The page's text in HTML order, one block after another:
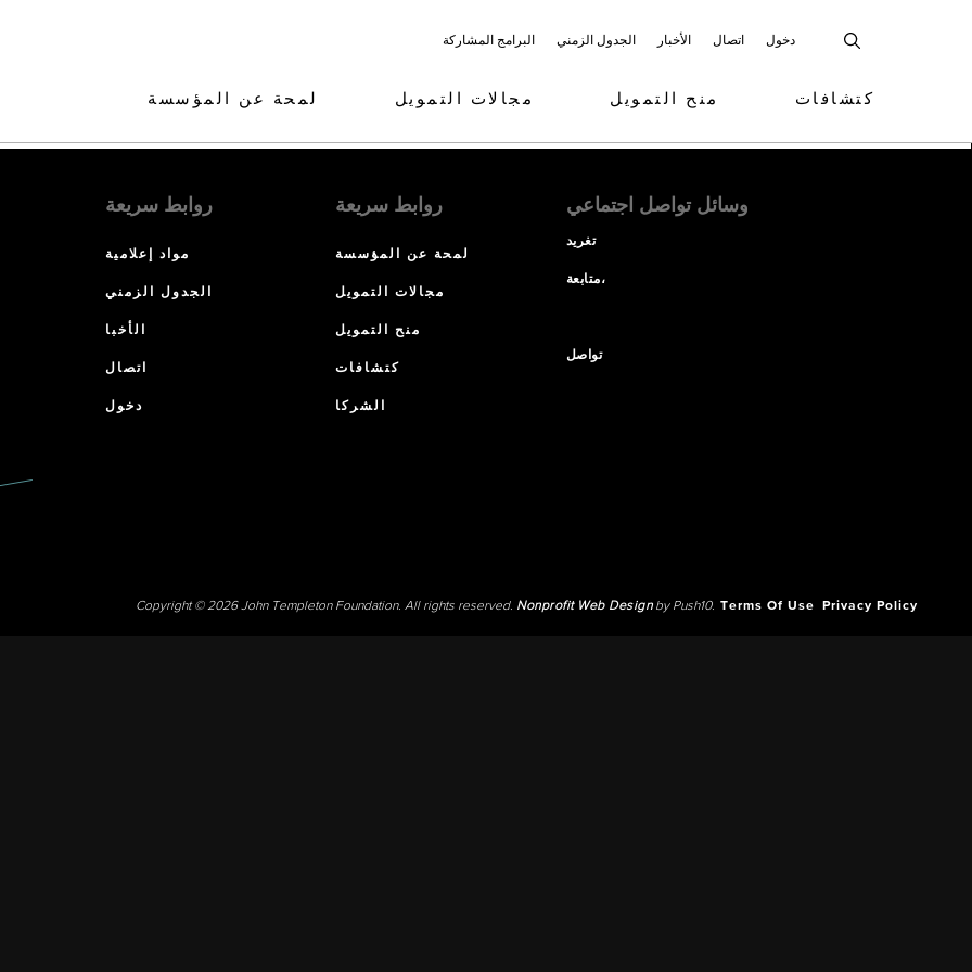
البرامج المشاركة الجدول الزمني الأخبار اتصال دخول
لمحة عن المؤسسة مجالات التمويل منح التمويل كتشافات
روابط سريعة
مواد إعلامية
الجدول الزمني
الأخبا
اتصال
دخول
روابط سريعة
لمحة عن المؤسسة
مجالات التمويل
منح التمويل
كتشافات
الشركا
وسائل تواصل اجتماعي
تغريد
متابعة،
تواصل
Copyright © 2026 John Templeton Foundation. All rights reserved. Nonprofit Web Designby Push10. Terms Of Use Privacy Policy